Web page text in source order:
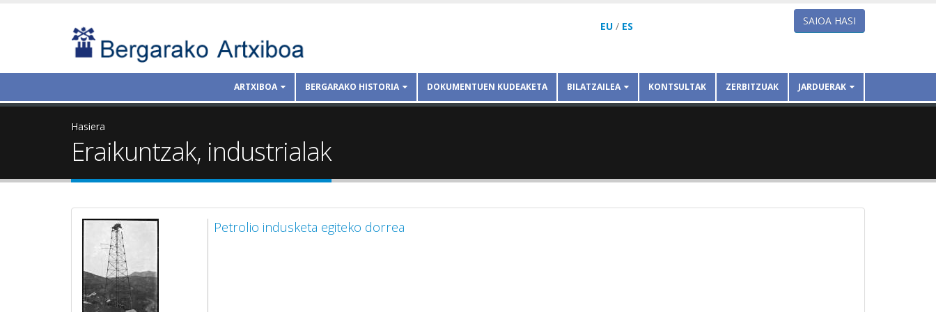
EU / ES SAIOA HASI
ARTXIBOA BERGARAKO HISTORIA DOKUMENTUEN KUDEAKETA BILATZAILEA KONTSULTAK ZERBITZUAK JARDUERAK
Hasiera
Eraikuntzak, industrialak
Petrolio indusketa egiteko dorrea